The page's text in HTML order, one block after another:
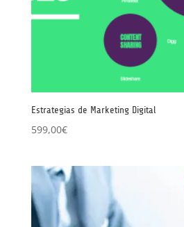
Estrategias de Marketing Digital
599,00€